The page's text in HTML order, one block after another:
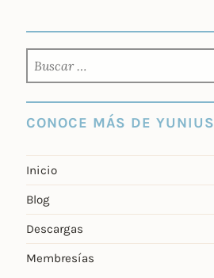
CONOCE MÁS DE YUNIUS
Inicio
Blog
Descargas
Membresías